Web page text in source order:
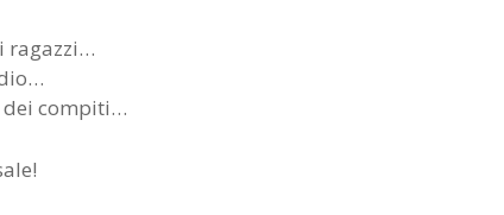
ragazzi…
dei compiti…